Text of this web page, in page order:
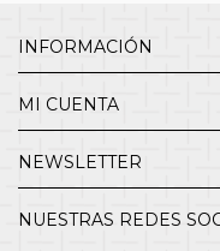
INFORMACIÓN
MI CUENTA
NEWSLETTER
NUESTRAS REDES